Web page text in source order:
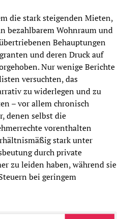
die stark steigenden Mieten,
bezahlbarem Wohnraum und
Behauptungen
und deren Druck auf
Nur wenige Berichte
versuchten, das
zu widerlegen und zu
– vor allem chronisch
denen selbst die
vorenthalten
stark unter
durch private
zu leiden haben, während sie
bei geringem